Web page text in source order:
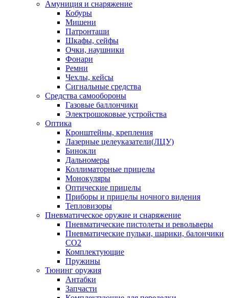
Амуниция и снаряжение
Кобуры
Мишени
Патронташи
Шкафы, сейфы
Очки, наушники
Фонари
Ремни
Чехлы, кейсы
Сигнальные средства
Средства самообороны
Газовые баллончики
Электрошоковые устройства
Оптика
Кронштейны, крепления
Лазерные целеуказатели(ЛЦУ)
Бинокли
Дальномеры
Коллиматорные прицелы
Монокуляры
Оптические прицелы
Приборы и прицелы ночного видения
Тепловизоры
Пневматическое оружие и снаряжение
Пневматические пистолеты и револьверы
Пневматические пульки, шарики, балончики
CO2
Комплектующие
Пружины
Тюнинг оружия
Антабки
Запчасти